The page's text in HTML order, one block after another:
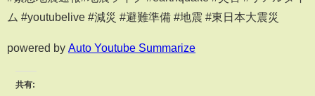
ム #youtubelive #減災 #避難準備 #地震 #東日本大震災
powered by Auto Youtube Summarize
共有: